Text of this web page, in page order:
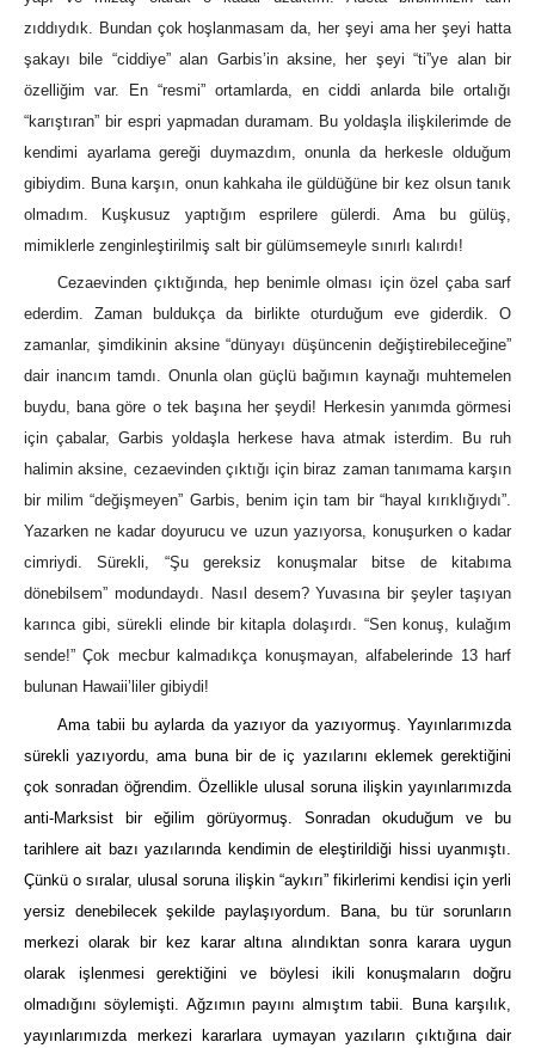
zıddıydık. Bundan çok hoşlanmasam da, her şeyi ama her şeyi hatta
şakayı bile “ciddiye” alan Garbis’in aksine, her şeyi “ti”ye alan bir
özelliğim var. En “resmi” ortamlarda, en ciddi anlarda bile ortalığı
“karıştıran” bir espri yapmadan duramam. Bu yoldaşla ilişkilerimde de
kendimi ayarlama gereği duymazdım, onunla da herkesle olduğum
gibiydim. Buna karşın, onun kahkaha ile güldüğüne bir kez olsun tanık
olmadım. Kuşkusuz yaptığım esprilere gülerdi. Ama bu gülüş,
mimiklerle zenginleştirilmiş salt bir gülümsemeyle sınırlı kalırdı!
Cezaevinden çıktığında, hep benimle olması için özel çaba sarf
ederdim. Zaman buldukça da birlikte oturduğum eve giderdik. O
zamanlar, şimdikinin aksine “dünyayı düşüncenin değiştirebileceğine”
dair inancım tamdı. Onunla olan güçlü bağımın kaynağı muhtemelen
buydu, bana göre o tek başına her şeydi! Herkesin yanımda görmesi
için çabalar, Garbis yoldaşla herkese hava atmak isterdim. Bu ruh
halimin aksine, cezaevinden çıktığı için biraz zaman tanımama karşın
bir milim “değişmeyen” Garbis, benim için tam bir “hayal kırıklığıydı”.
Yazarken ne kadar doyurucu ve uzun yazıyorsa, konuşurken o kadar
cimriydi. Sürekli, “Şu gereksiz konuşmalar bitse de kitabıma
dönebilsem” modundaydı. Nasıl desem? Yuvasına bir şeyler taşıyan
karınca gibi, sürekli elinde bir kitapla dolaşırdı. “Sen konuş, kulağım
sende!” Çok mecbur kalmadıkça konuşmayan, alfabelerinde 13 harf
bulunan Hawaii’liler gibiydi!
Ama tabii bu aylarda da yazıyor da yazıyormuş. Yayınlarımızda
sürekli yazıyordu, ama buna bir de iç yazılarını eklemek gerektiğini
çok sonradan öğrendim. Özellikle ulusal soruna ilişkin yayınlarımızda
anti-Marksist bir eğilim görüyormuş. Sonradan okuduğum ve bu
tarihlere ait bazı yazılarında kendimin de eleştirildiği hissi uyanmıştı.
Çünkü o sıralar, ulusal soruna ilişkin “aykırı” fikirlerimi kendisi için yerli
yersiz denebilecek şekilde paylaşıyordum. Bana, bu tür sorunların
merkezi olarak bir kez karar altına alındıktan sonra karara uygun
olarak işlenmesi gerektiğini ve böylesi ikili konuşmaların doğru
olmadığını söylemişti. Ağzımın payını almıştım tabii. Buna karşılık,
yayınlarımızda merkezi kararlara uymayan yazıların çıktığına dair